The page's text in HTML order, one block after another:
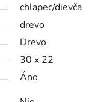
chlapec/dievča
drevo
Drevo
30 x 22
Áno